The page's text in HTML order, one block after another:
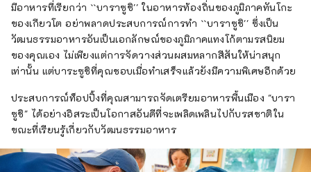
มีอาหารที่เรียกว่า ``บาราซูชิ'' ในอาหารท้องถิ่นของภูมิภาคทันโกะ
ของเกียวโต อย่าพลาดประสบการณ์การทำ ``บาราซูชิ'' ซึ่งเป็น
วัฒนธรรมอาหารอันเป็นเอกลักษณ์ของภูมิภาคแทงโก้ตามรสนิยม
ของคุณเอง ไม่เพียงแต่การจัดวางส่วนผสมหลากสีสันให้น่าสนุก
เท่านั้น แต่บาระซูชิที่คุณชอบเมื่อทำเสร็จแล้วยังมีความพิเศษอีกด้วย
ประสบการณ์ท็อปปิ้งที่คุณสามารถจัดเตรียมอาหารพื้นเมือง "บารา
ซูชิ" ได้อย่างอิสระเป็นโอกาสอันดีที่จะเพลิดเพลินไปกับรสชาติใน
ขณะที่เรียนรู้เกี่ยวกับวัฒนธรรมอาหาร